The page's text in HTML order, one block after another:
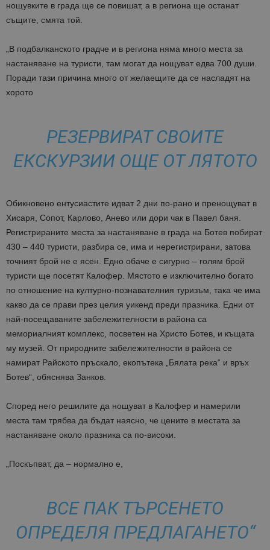
нощувките в града ще се повишат, а в региона ще останат
същите, смята той.
„В подбалканското градче и в региона няма много места за
настаняване на туристи, там могат да нощуват едва 700 души.
Поради тази причина много от желаещите да се насладят на
хорото
РЕЗЕРВИРАТ СВОИТЕ
ЕКСКУРЗИИ ОЩЕ ОТ ЛЯТОТО
Обикновено ентусиастите идват 2 дни по-рано и пренощуват в
Хисаря, Сопот, Карлово, Анево или дори чак в Павел баня.
Регистрираните места за настаняване в града на Ботев побират
430 – 440 туристи, разбира се, има и нерегистрирани, затова
точният брой не е ясен. Едно обаче е сигурно – голям брой
туристи ще посетят Калофер. Мястото е изключително богато
по отношение на културно-познавателния туризъм, така че има
какво да се прави през целия уикенд преди празника. Едни от
най-посещаваните забележителности в района са
мемориалният комплекс, посветен на Христо Ботев, и къщата
му музей. От природните забележителности в района се
намират Райското пръскало, екопътека „Бялата река“ и връх
Ботев“, обяснява Занков.
Според него решилите да нощуват в Калофер и намерили
места там трябва да бъдат наясно, че цените в местата за
настаняване около празника са по-високи.
„Поскъпват, да – нормално е,
ВСЕ ПАК ТЪРСЕНЕТО
ОПРЕДЕЛЯ ПРЕДЛАГАНЕТО“